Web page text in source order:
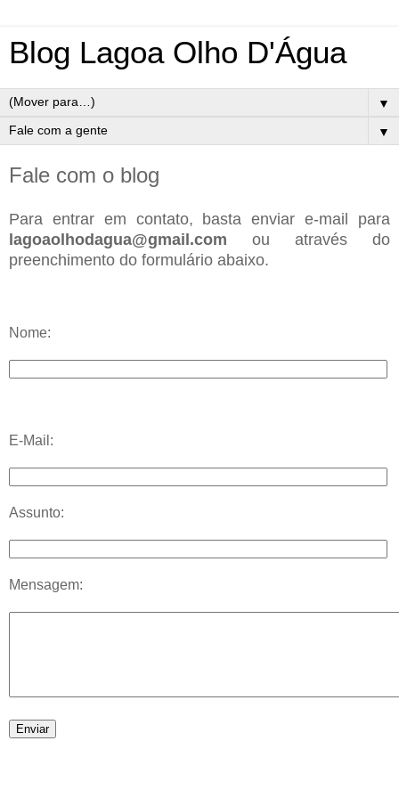
Blog Lagoa Olho D'Água
▼
▼
Fale com o blog
Para entrar em contato, basta enviar e-mail para
lagoaolhodagua@gmail.com ou através do
preenchimento do formulário abaixo.
Nome:
E-Mail:
Assunto:
Mensagem: